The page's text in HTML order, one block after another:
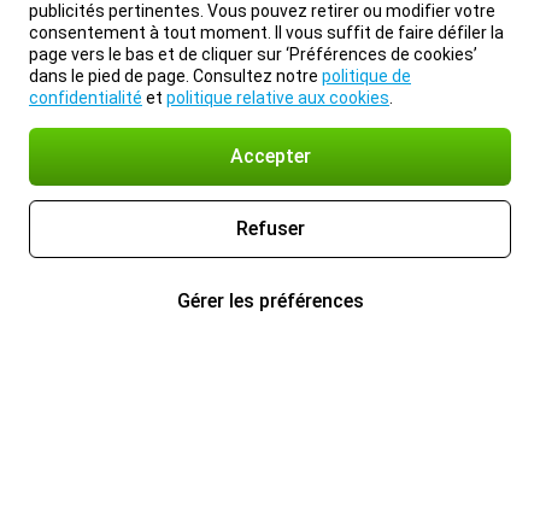
publicités pertinentes. Vous pouvez retirer ou modifier votre
consentement à tout moment. Il vous suffit de faire défiler la
page vers le bas et de cliquer sur ‘Préférences de cookies’
dans le pied de page. Consultez notre politique de
confidentialité et politique relative aux cookies
Accepter
Refuser
Gérer les préférences